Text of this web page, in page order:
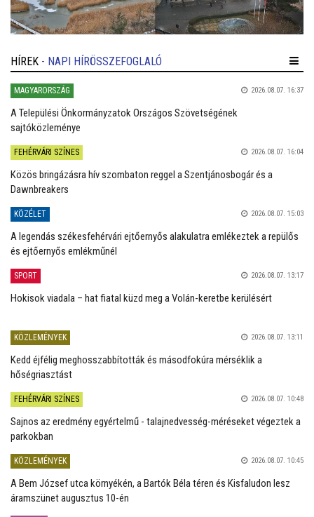
HÍREK - NAPI HÍRÖSSZEFOGLALÓ
MAGYARORSZÁG 2026.08.07. 16:37
A Települési Önkormányzatok Országos Szövetségének
sajtóközleménye
FEHÉRVÁRI SZÍNES 2026.08.07. 16:04
Közös bringázásra hív szombaton reggel a Szentjánosbogár és a
Dawnbreakers
KÖZÉLET 2026.08.07. 15:03
A legendás székesfehérvári ejtőernyős alakulatra emlékeztek a repülős
és ejtőernyős emlékműnél
SPORT 2026.08.07. 13:17
Hokisok viadala – hat fiatal küzd meg a Volán-keretbe kerülésért
KÖZLEMÉNYEK 2026.08.07. 13:11
Kedd éjfélig meghosszabbították és másodfokúra mérséklik a
hőségriasztást
FEHÉRVÁRI SZÍNES 2026.08.07. 10:48
Sajnos az eredmény egyértelmű - talajnedvesség-méréseket végeztek a
parkokban
KÖZLEMÉNYEK 2026.08.07. 10:45
A Bem József utca környékén, a Bartók Béla téren és Kisfaludon lesz
áramszünet augusztus 10-én